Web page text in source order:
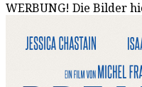
WERBUNG! Die Bilder